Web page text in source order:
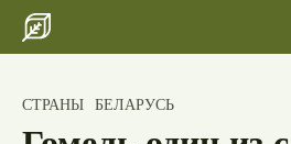
Загадочный Лидский замок -
архитектура и легенды
величественного памятника
СТРАНЫ БЕЛАРУСЬ